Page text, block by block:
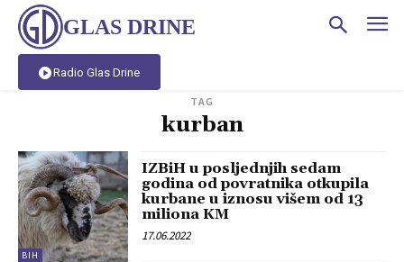
GLAS DRINE
Radio Glas Drine
TAG
kurban
BIH
IZBiH u posljednjih sedam
godina od povratnika otkupila
kurbane u iznosu višem od 13
miliona KM
17.06.2022